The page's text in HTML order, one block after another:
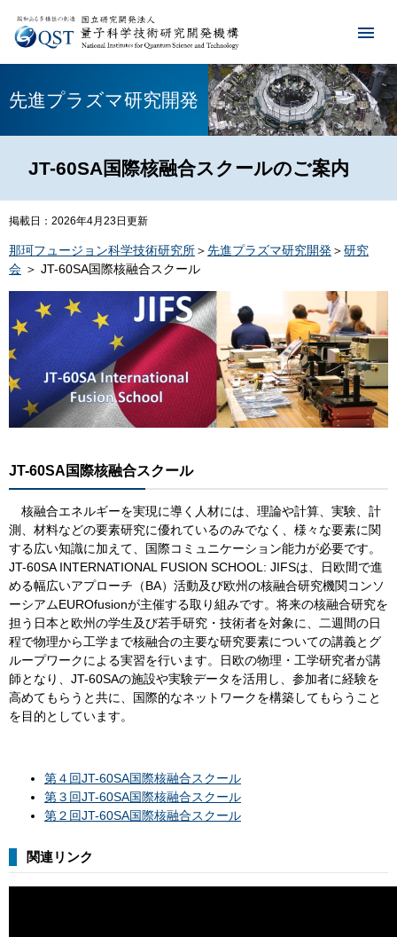
先進プラズマ研究開発
JT-60SA国際核融合スクールのご案内
掲載日：2026年4月23日更新
那珂フュージョン科学技術研究所＞先進プラズマ研究開発 ＞研究
会 ＞ JT-60SA国際核融合スクール​​
JT-60SA国際核融合スクール
核融合エネルギーを実現に導く人材には、理論や計算、実験、計
測、材料などの要素研究に優れているのみでなく、様々な要素に関
する広い知識に加えて、国際コミュニケーション能力が必要です。
JT-60SA INTERNATIONAL FUSION SCHOOL: JIFSは、日欧間で進
める幅広いアプローチ（BA）活動及び欧州の核融合研究機関コンソ
ーシアムEUROfusionが主催する取り組みです。将来の核融合研究を
担う日本と欧州の学生及び若手研究・技術者を対象に、二週間の日
程で物理から工学まで核融合の主要な研究要素についての講義とグ
ループワークによる実習を行います。日欧の物理・工学研究者が講
師となり、JT-60SAの施設や実験データを活用し、参加者に経験を
高めてもらうと共に、国際的なネットワークを構築してもらうこと
を目的としています。
第４回JT-60SA国際核融合スクール
第３回JT-60SA国際核融合スクール
第２回JT-60SA国際核融合スクール
関連リンク